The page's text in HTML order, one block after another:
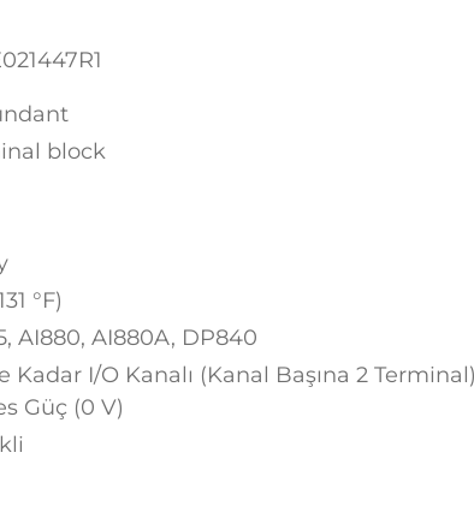
block
°F)
AI880, AI880A, DP840
Kadar I/O Kanalı (Kanal Başına 2
Güç (0 V)